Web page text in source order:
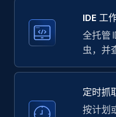
LinkedIn company
ID, Name, Country
Employees in
33.5K+
IDE 工
全托管
虫，并
定时抓
按计划